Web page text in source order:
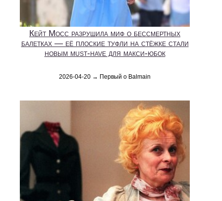
Кейт Мосс разрушила миф о бессмертных
балетках — её плоские туфли на стёжке стали
новым must-have для макси-юбок
2026-04-20 → Первый о Balmain